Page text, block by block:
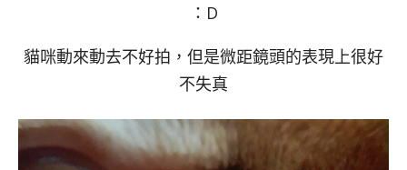
：D
貓咪動來動去不好拍，但是微距鏡頭的表現上很好
不失真